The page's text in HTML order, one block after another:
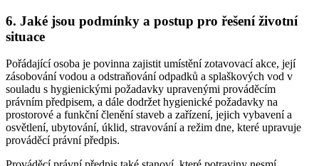
6. Jaké jsou podmínky a postup pro řešení životní
situace
Pořádající osoba je povinna zajistit umístění zotavovací akce, její
zásobování vodou a odstraňování odpadků a splaškových vod v
souladu s hygienickými požadavky upravenými prováděcím
právním předpisem, a dále dodržet hygienické požadavky na
prostorové a funkční členění staveb a zařízení, jejich vybavení a
osvětlení, ubytování, úklid, stravování a režim dne, které upravuje
prováděcí právní předpis.